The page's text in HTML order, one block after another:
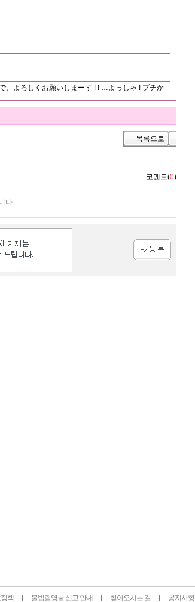
、よろしくお願いしまーす ! ! …よっしゃ ! ブチか
목록으로
코멘트(0)
다.
책 불법촬영물 신고 안내 찾아오시는 길 공지사항